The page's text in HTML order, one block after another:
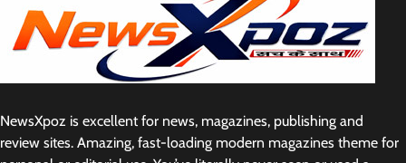
NewsXpoz is excellent for news, magazines, publishing and
review sites. Amazing, fast-loading modern magazines theme for